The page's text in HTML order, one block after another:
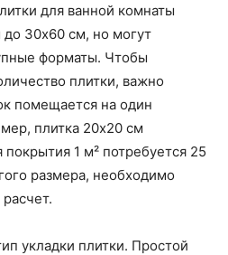
для ванной комнаты
до 30х60 см, но могут
форматы. Чтобы
плитки, важно
помещается на один
плитка 20х20 см
1 м² потребуется 25
размера, необходимо
укладки плитки. Простой